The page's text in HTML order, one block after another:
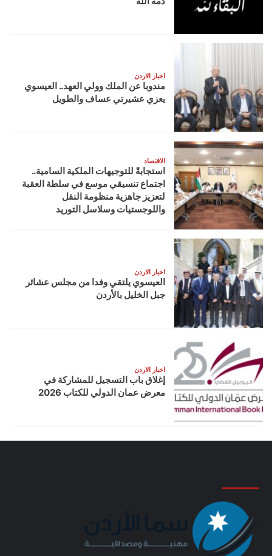
اخبار الاردن
مندوبا عن الملك وولي العهد.. العيسوي
يعزي عشيرتي عساف والطويل
الاقتصاد
استجابةً للتوجيهات الملكية السامية..
اجتماع تنسيقي موسع في سلطة العقبة
لتعزيز جاهزية منظومة النقل
واللوجستيات وسلاسل التوريد
اخبار الاردن
العيسوي يلتقي وفدا من مجلس عشائر
جبل الخليل بالأردن
اخبار الاردن
إغلاق باب التسجيل للمشاركة في
معرض عمان الدولي للكتاب 2026